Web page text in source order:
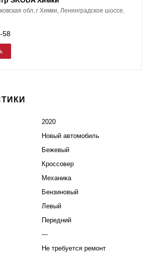
обл, г Химки, Ленинградское шоссе,
58
2020
Новый автомобиль
Бежевый
Кроссовер
Механика
Бензиновый
Левый
Передний
---
Не требуется ремонт